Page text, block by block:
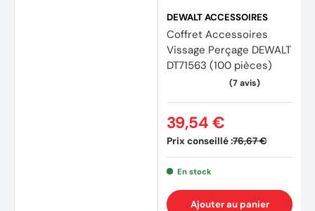
DEWALT ACCESSOIRES
Coffret Accessoires
Vissage Perçage DEWALT
DT71563 (100 pièces)
Prix conseillé :76,67 €
39,54 €
En stock
Ajouter au panier